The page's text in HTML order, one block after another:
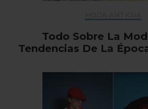
Todo Sobre La
Tendencias De La